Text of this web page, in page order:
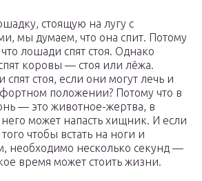
стоящую на лугу с
мы думаем, что она спит. Потому
лошади спят стоя. Однако
коровы — стоя или лёжа.
стоя, если они могут лечь и
положении? Потому что в
— это животное-жертва, в
может напасть хищник. И если
чтобы встать на ноги и
необходимо несколько секунд —
время может стоить жизни.